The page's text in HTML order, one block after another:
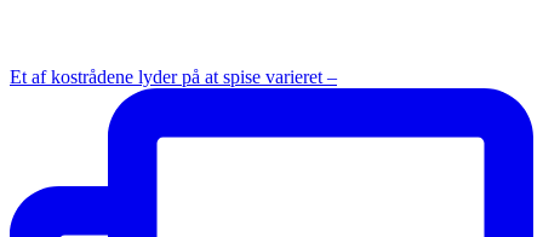
Et af kostrådene lyder på at spise varieret –